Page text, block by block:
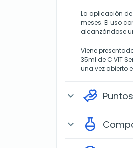
La aplicación de
meses. El uso
alcanzándose
Viene
35ml de C VIT
una vez abierto
expand_more
expand_more